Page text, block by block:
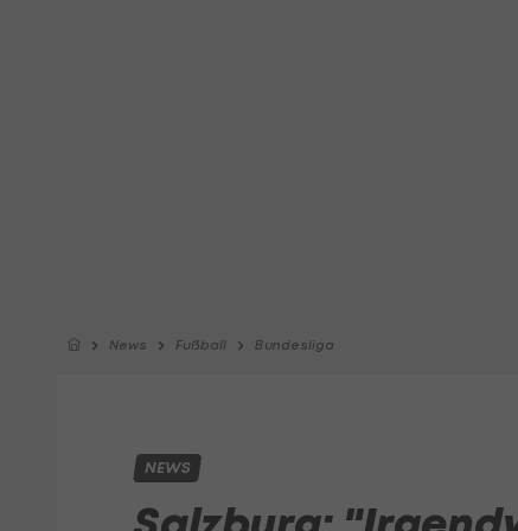
News Fußball Bundesliga
NEWS